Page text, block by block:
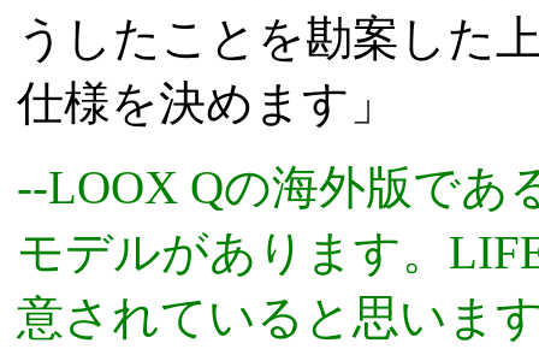
うしたことを勘案した
仕様を決めます」
--LOOX Qの海外版であ
モデルがあります。
意されていると思いま